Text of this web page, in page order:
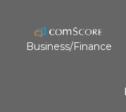
Business/Finance